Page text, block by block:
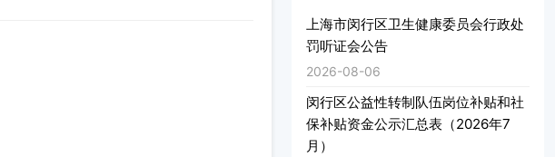
上海市闵行区卫生健康委员会行政处
罚听证会公告
2026-08-06
闵行区公益性转制队伍岗位补贴和社
保补贴资金公示汇总表（2026年7
月）